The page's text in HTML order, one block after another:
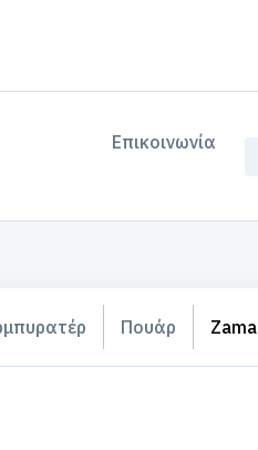
Επικοινωνία
Πουάρ Zama